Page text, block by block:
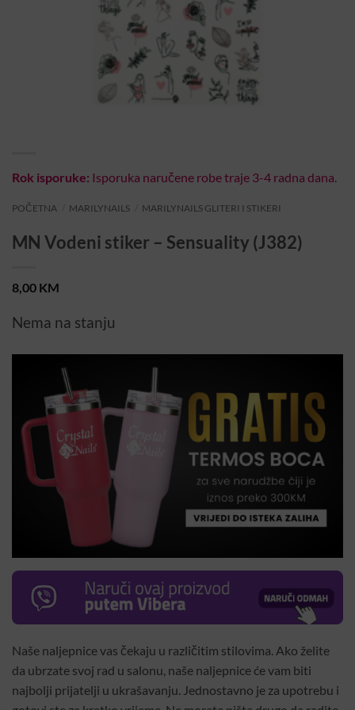
Rok isporuke: Isporuka naručene robe traje 3-4 radna dana.
POČETNA MARILYNAILS MARILYNAILS GLITERI I STIKERI
MN Vodeni stiker – Sensuality (J382)
8,00 KM
Nema na stanju
Naše naljepnice vas čekaju u različitim stilovima. Ako želite
da ubrzate svoj rad u salonu, naše naljepnice će vam biti
najbolji prijatelji u ukrašavanju. Jednostavno je za upotrebu i